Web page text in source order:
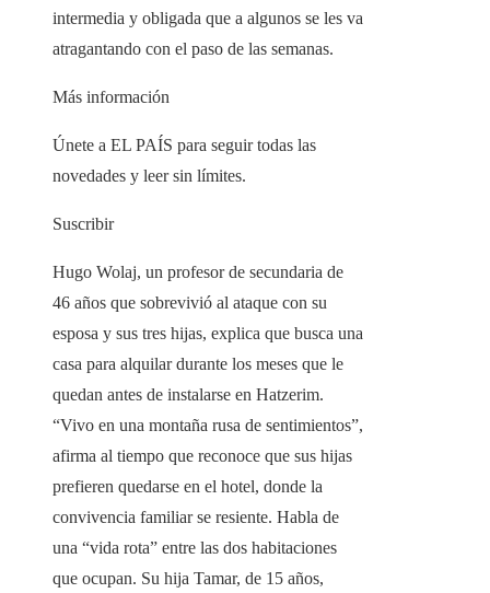
intermedia y obligada que a algunos se les va
atragantando con el paso de las semanas.
Más información
Únete a EL PAÍS para seguir todas las
novedades y leer sin límites.
Suscribir
Hugo Wolaj, un profesor de secundaria de
46 años que sobrevivió al ataque con su
esposa y sus tres hijas, explica que busca una
casa para alquilar durante los meses que le
quedan antes de instalarse en Hatzerim.
“Vivo en una montaña rusa de sentimientos”,
afirma al tiempo que reconoce que sus hijas
prefieren quedarse en el hotel, donde la
convivencia familiar se resiente. Habla de
una “vida rota” entre las dos habitaciones
que ocupan. Su hija Tamar, de 15 años,